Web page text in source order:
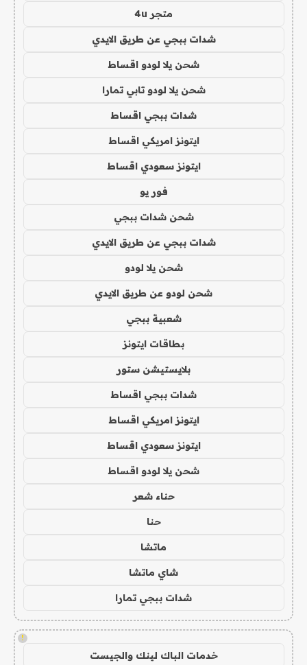
متجر 4u
شدات ببجي عن طريق الايدي
شحن يلا لودو اقساط
شحن يلا لودو تابي تمارا
شدات ببجي اقساط
ايتونز امريكي اقساط
ايتونز سعودي اقساط
فور يو
شحن شدات ببجي
شدات ببجي عن طريق الايدي
شحن يلا لودو
شحن لودو عن طريق الايدي
شعبية ببجي
بطاقات ايتونز
بلايستيشن ستور
شدات ببجي اقساط
ايتونز امريكي اقساط
ايتونز سعودي اقساط
شحن يلا لودو اقساط
حناء شعر
حنا
ماتشا
شاي ماتشا
شدات ببجي تمارا
!
خدمات الباك لينك والجيست